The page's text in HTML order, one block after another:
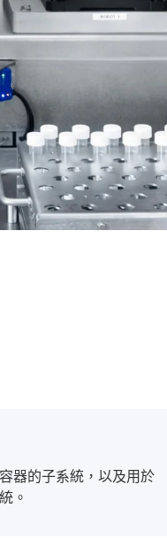
器的子系統，以及用於
。